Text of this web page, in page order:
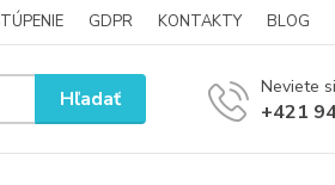
GDPR KONTAKTY BLOG
Hľadať Neviete
+421